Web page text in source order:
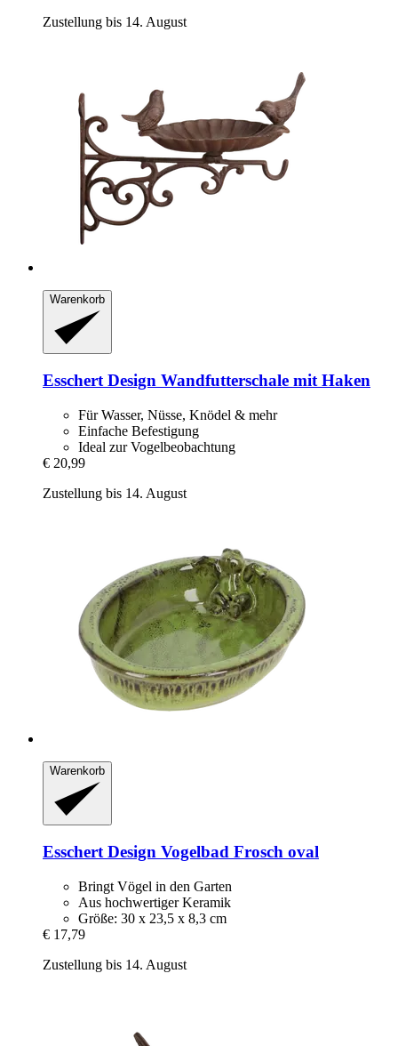
Zustellung bis 14. August
Warenkorb
Esschert Design Wandfutterschale mit Haken
Für Wasser, Nüsse, Knödel & mehr
Einfache Befestigung
Ideal zur Vogelbeobachtung
€ 20,99
Zustellung bis 14. August
Warenkorb
Esschert Design Vogelbad Frosch oval
Bringt Vögel in den Garten
Aus hochwertiger Keramik
Größe: 30 x 23,5 x 8,3 cm
€ 17,79
Zustellung bis 14. August